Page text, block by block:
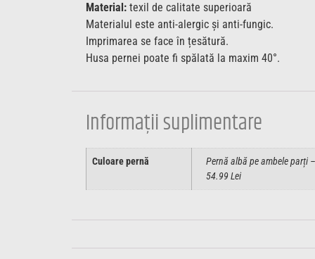
Material: texil de calitate superioară
Materialul este anti-alergic și anti-fungic.
Imprimarea se face în țesătură.
Husa pernei poate fi spălată la maxim 40°.
Informații suplimentare
Culoare pernă
Pernă albă pe ambele parți
54.99 Lei